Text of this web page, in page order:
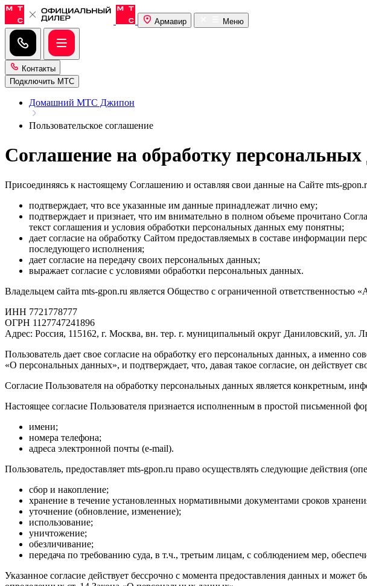
Армавир Меню
Контакты
Подключить МТС
Домашний МТС Джипон
Пользовательское соглашение
Соглашение на обработку
Присоединяясь к настоящему Соглашению и оставляя свои данные на Сайте mts-
подтверждает, что все указанные им данные принадлежат лично ему;
подтверждает и признает, что им внимательно в полном объеме прочитано
текст соглашения и условия обработки персональных данных ему понятны;
дает согласие на обработку Сайтом предоставляемых в составе информации
последующего исполнения;
дает согласие на передачу своих персональных данных;
выражает согласие с условиями обработки персональных данных.
Владельцем сайта mts-gpon.ru является Общество с ограниченной ответственностью
ИНН 7721778777
ОГРН 1127747241896
Адрес: Россия, 115162, г. Москва, вн. тер. г. муниципальный округ Даниловский, ул.
Пользователь дает свое согласие на обработку его персональных данных, а именно
«О персональных данных», и подтверждает, что, давая такое согласие, он действует
Согласие Пользователя на обработку персональных данных является конкретным,
Настоящее согласие Пользователя признается исполненным в простой письменной
имени;
номера телефона;
адреса электронной почты (e-mail).
Пользователь, предоставляет mts-gpon.ru право осуществлять следующие действия
сбор и накопление;
хранение в течение установленных нормативными документами сроков
уточнение (обновление, изменение);
использование;
уничтожение;
обезличивание;
передача по требованию суда, в т.ч., третьим лицам, с соблюдением мер,
Указанное согласие действует бессрочно с момента предоставления данных и